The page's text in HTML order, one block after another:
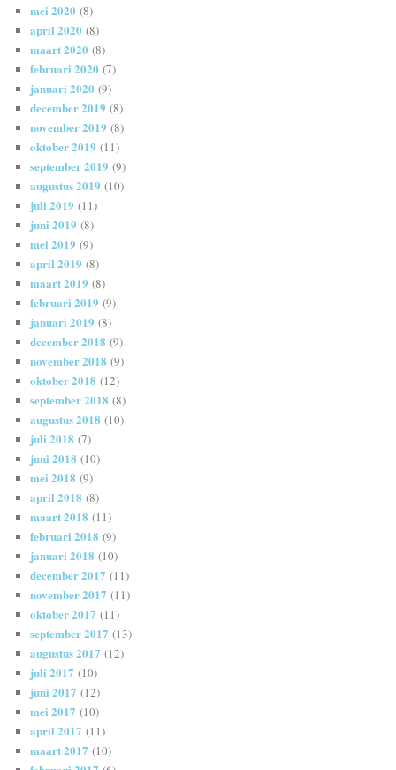
mei 2020 (8)
april 2020 (8)
maart 2020 (8)
februari 2020 (7)
januari 2020 (9)
december 2019 (8)
november 2019 (8)
oktober 2019 (11)
september 2019 (9)
augustus 2019 (10)
juli 2019 (11)
juni 2019 (8)
mei 2019 (9)
april 2019 (8)
maart 2019 (8)
februari 2019 (9)
januari 2019 (8)
december 2018 (9)
november 2018 (9)
oktober 2018 (12)
september 2018 (8)
augustus 2018 (10)
juli 2018 (7)
juni 2018 (10)
mei 2018 (9)
april 2018 (8)
maart 2018 (11)
februari 2018 (9)
januari 2018 (10)
december 2017 (11)
november 2017 (11)
oktober 2017 (11)
september 2017 (13)
augustus 2017 (12)
juli 2017 (10)
juni 2017 (12)
mei 2017 (10)
april 2017 (11)
maart 2017 (10)